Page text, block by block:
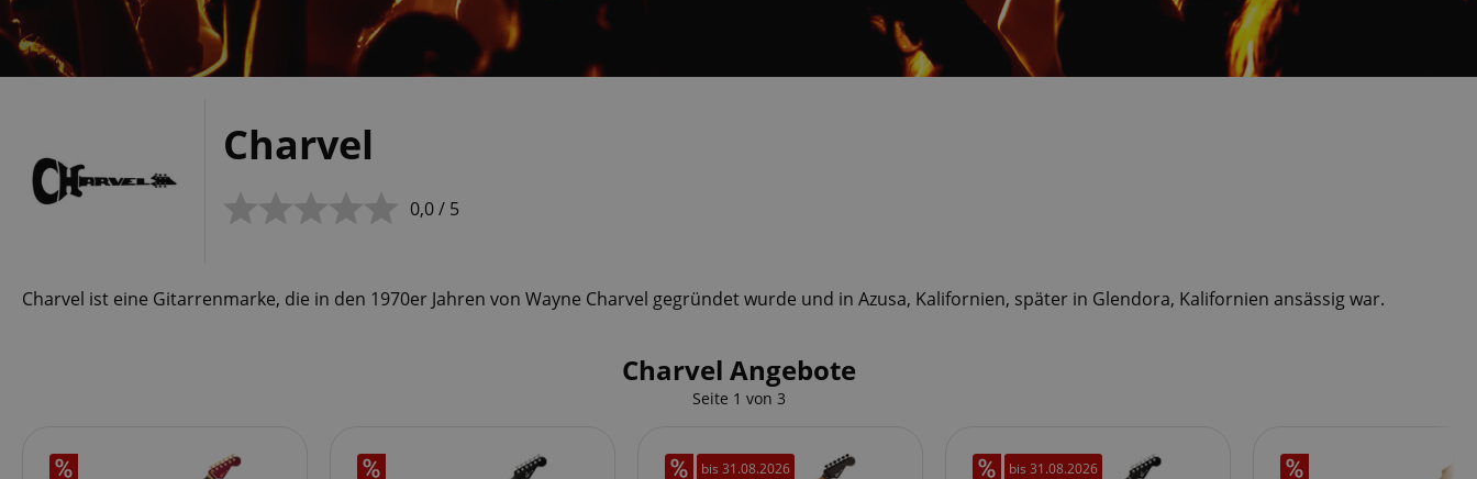
Charvel
0,0 / 5
Charvel ist eine Gitarrenmarke, die in den 1970er Jahren von Wayne Charvel gegründet wurde und in Azusa, Kalifornien, später in Glendora, Kalifornien ansässig war.
Charvel Angebote
Seite 1 von 3
bis 31.08.2026 bis 31.08.2026